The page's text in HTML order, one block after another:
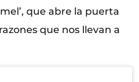
que abre la puerta
que nos llevan a